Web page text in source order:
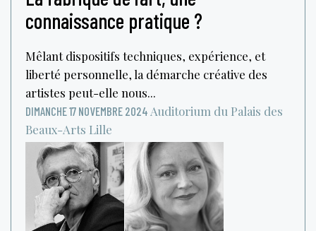
connaissance pratique ?
Mêlant dispositifs techniques, expérience, et
liberté personnelle, la démarche créative des
artistes peut-elle nous...
DIMANCHE 17 NOVEMBRE 2024 Auditorium du Palais des
Beaux-Arts Lille